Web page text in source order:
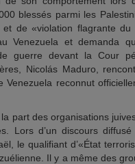
blessés parmi les
et de «violation flagrante du
Venezuela et demanda
guerre devant la Cour
Nicolás Maduro,
Venezuela reconnut
part des organisations
Lors d’un discours
le qualifiant d’«État
Il y a même des